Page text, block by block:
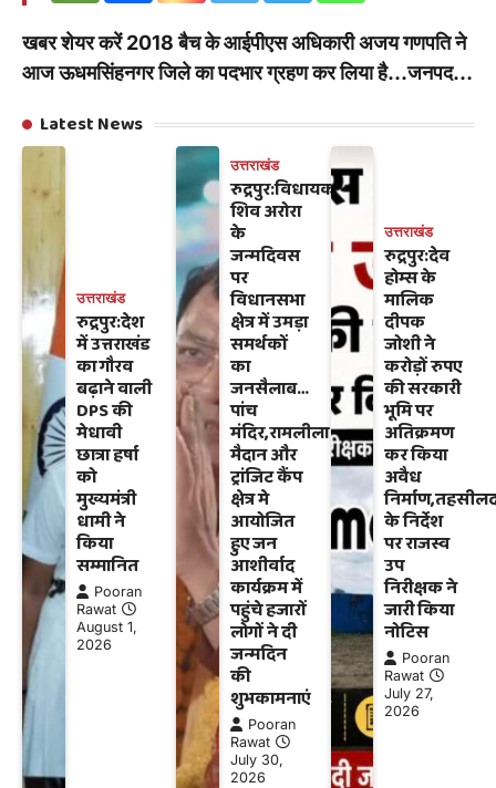
खबर शेयर करें 2018 बैच के आईपीएस अधिकारी अजय गणपति ने
आज ऊधमसिंहनगर जिले का पदभार ग्रहण कर लिया है…जनपद…
Latest News
उत्तराखंड
रुद्रपुर:देश
में उत्तराखंड
का गौरव
बढ़ाने वाली
DPS की
मेधावी
छात्रा हर्षा
को
मुख्यमंत्री
धामी ने
किया
सम्मानित
Pooran
Rawat
August 1,
2026
उत्तराखंड
रुद्रपुर:विधायक
शिव अरोरा
के
जन्मदिवस
पर
विधानसभा
क्षेत्र में उमड़ा
समर्थकों
का
जनसैलाब…
पांच
मंदिर,रामलीला
मैदान और
ट्रांजिट कैंप
क्षेत्र मे
आयोजित
हुए जन
आशीर्वाद
कार्यक्रम में
पहुंचे हजारों
लोगों ने दी
जन्मदिन
की
शुभकामनाएं
Pooran
Rawat
July 30,
2026
उत्तराखंड
रुद्रपुर:देव
होम्स के
मालिक
दीपक
जोशी ने
करोड़ों रुपए
की सरकारी
भूमि पर
अतिक्रमण
कर किया
अवैध
के निर्देश
पर राजस्व
उप
निरीक्षक ने
जारी किया
नोटिस
Pooran
Rawat
July 27,
2026